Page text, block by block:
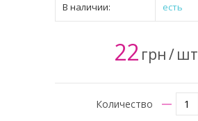
В наличии: есть
22 грн/шт
Количество